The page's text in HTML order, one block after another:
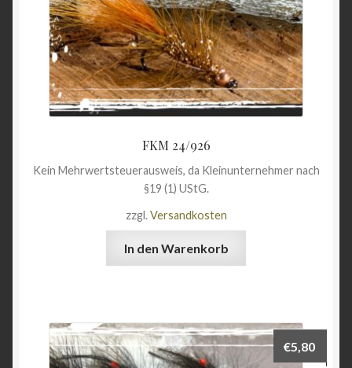
FKM 24/926
Kein Mehrwertsteuerausweis, da Kleinunternehmer nach
§19 (1) UStG.
zzgl.Versandkosten
In den Warenkorb
€5,80